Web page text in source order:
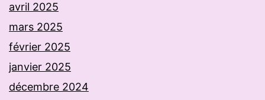
avril 2025
mars 2025
février 2025
janvier 2025
décembre 2024